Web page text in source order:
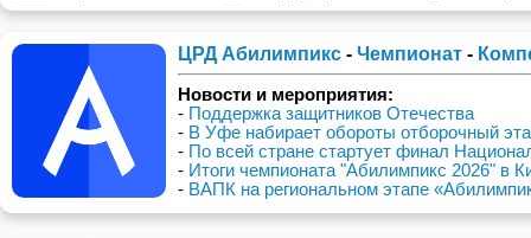
ЦРД Абилимпикс - Чемпионат -
Новости и мероприятия:
- Поддержка защитников Отечества
- В Уфе набирает обороты отборочный
компетенции «Столярное дело»
- По всей стране стартует финал
- Итоги чемпионата "Абилимпикс 2026" в
- ВАПК на региональном этапе